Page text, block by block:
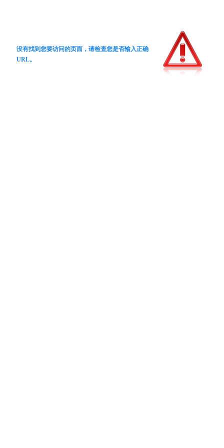
没有找到您要访问的页面，请检查您是否输入正确
URL。